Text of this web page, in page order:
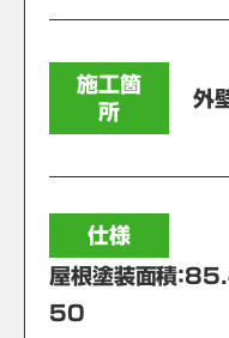
施工箇
所
外
仕様
屋根塗装面積：
50